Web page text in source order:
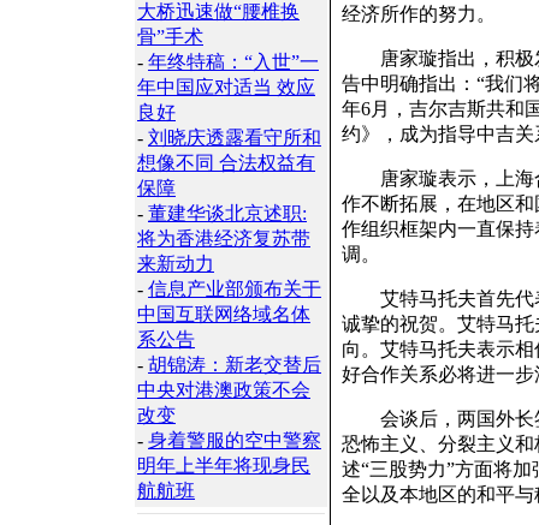
大桥迅速做“腰椎换
骨”手术
- 年终特稿：“入世”一
年中国应对适当 效应
良好
- 刘晓庆透露看守所和
想像不同 合法权益有
保障
- 董建华谈北京述职:
将为香港经济复苏带
来新动力
- 信息产业部颁布关于
中国互联网络域名体
系公告
- 胡锦涛：新老交替后
中央对港澳政策不会
改变
- 身着警服的空中警察
明年上半年将现身民
航航班
经济所作的努力。
唐家璇指出，积极
告中明确指出：“我们
年6月，吉尔吉斯共和
约》，成为指导中吉
唐家璇表示，上海
作不断拓展，在地区
作组织框架内一直保
调。
艾特马托夫首先代
诚挚的祝贺。艾特马
向。艾特马托夫表示
好合作关系必将进一
会谈后，两国外长
恐怖主义、分裂主义
述“三股势力”方面将
全以及本地区的和平